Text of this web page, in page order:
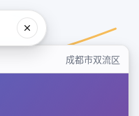
成都市双流区